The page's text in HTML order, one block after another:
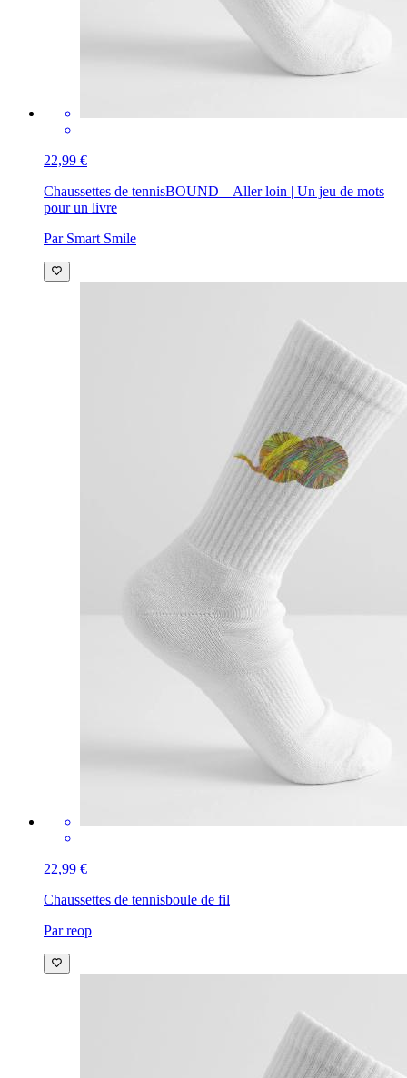
22,99 €
Chaussettes de tennisBOUND – Aller loin | Un jeu de mots
pour un livre
Par Smart Smile
22,99 €
Chaussettes de tennisboule de fil
Par reop